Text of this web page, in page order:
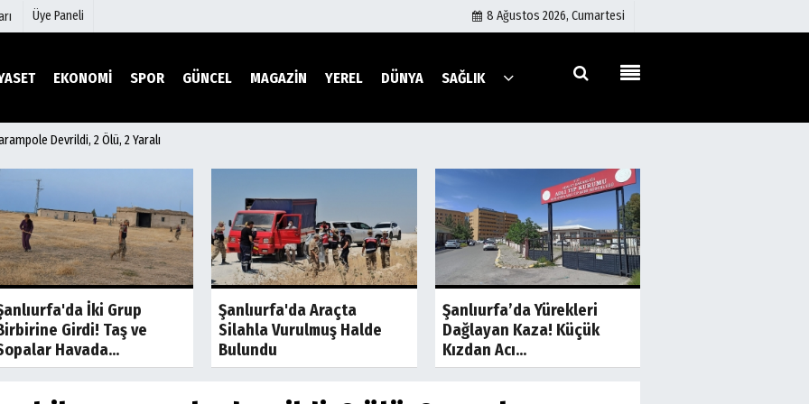
Üye Paneli 8 Ağustos 2026, Cumartesi
EKONOMİ SPOR GÜNCEL MAGAZİN YEREL DÜNYA SAĞLIK
Video Galeri
Foto Galeri
Etkinlikler
İletişim
Çerez Politikası
Gizlilik İlkeleri
Devrildi, 2 Ölü, 2 Yaralı
Son Dakika
İki Grup
Girdi! Taş ve
Havada...
Son Dakika
Şanlıurfa'da Araçta
Silahla Vurulmuş Halde
Bulundu
Son Dakika
Şanlıurfa’da Yürekleri
Dağlayan Kaza! Küçük
Kızdan Acı...